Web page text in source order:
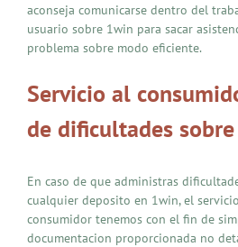
aconseja comunicarse dentro del
usuario sobre 1win para sacar
problema sobre modo eficiente.
Servicio al
de dificultades
En caso de que administras
cualquier deposito en 1win, el
consumidor tenemos con el fin de
documentacion proporcionada no